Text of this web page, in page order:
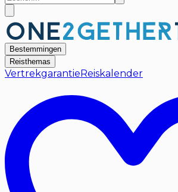
Bestemmingen
Reisthemas
Vertrekgarantie Reiskalender